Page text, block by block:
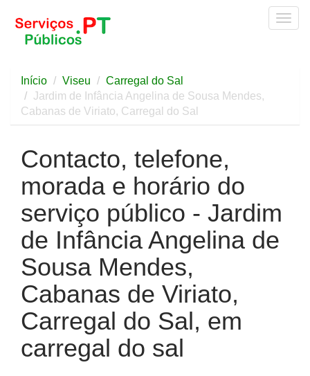
Início Viseu
Carregal do Sal
Jardim de Infância Angelina de Sousa Mendes,
Cabanas de Viriato, Carregal do Sal
Contacto, telefone,
morada e horário do
serviço público - Jardim
de Infância Angelina de
Sousa Mendes,
Cabanas de Viriato,
Carregal do Sal, em
carregal do sal